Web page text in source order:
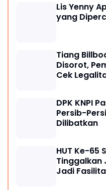
Lis Yenny
yang
Tiang
Disorot,
Cek
DPK KNPI
Persib-
Dilibatkan
HUT Ke-65
Tinggalkan
Jadi